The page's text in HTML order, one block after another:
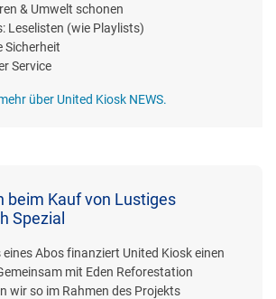
& Umwelt schonen
Leselisten (wie Playlists)
Sicherheit
Service
über United Kiosk NEWS.
beim Kauf von Lustiges
Spezial
Abos finanziert United Kiosk einen
mit Eden Reforestation
wir so im Rahmen des Projekts